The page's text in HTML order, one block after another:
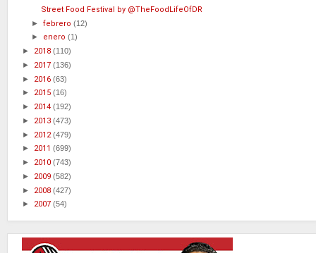
Street Food Festival by @TheFoodLifeOfDR
►febrero(12)
► enero(1)
► 2018 (110)
► 2017 (136)
► 2016 (63)
► 2015 (16)
► 2014 (192)
► 2013 (473)
► 2012 (479)
► 2011 (699)
► 2010 (743)
► 2009 (582)
► 2008 (427)
► 2007 (54)